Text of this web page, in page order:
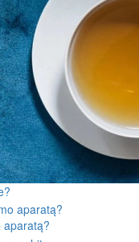
aparatą?